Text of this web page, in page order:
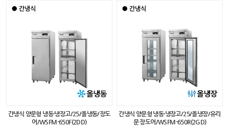
간냉식 양문형 냉동·냉장고/25/올냉동/장도
어/WSFM-650F(2DD)
간냉식 양문형 냉동·냉장고/25/올냉장/유리
문 장도어/WSFM-650R(2GD)